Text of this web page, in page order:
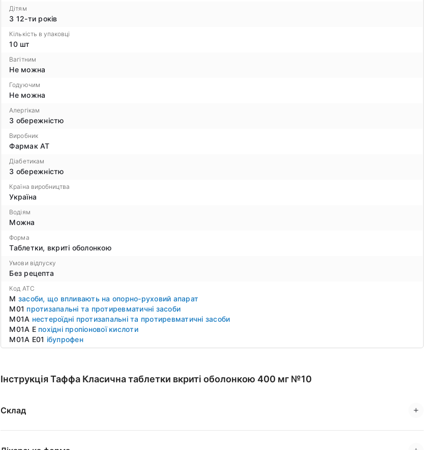
Дітям
З 12-ти років
Кількість в упаковці
10 шт
Вагітним
Не можна
Годуючим
Не можна
Алергікам
З обережністю
Виробник
Фармак АТ
Діабетикам
З обережністю
Країна виробництва
Україна
Водіям
Можна
Форма
Таблетки, вкриті оболонкою
Умови відпуску
Без рецепта
Код ATC
M засоби, що впливають на опорно-руховий апарат
M01 протизапальні та протиревматичні засоби
M01A нестероїдні протизапальні та протиревматичні засоби
M01A E похідні пропіонової кислоти
M01A E01 ібупрофен
Інструкція Таффа Класична таблетки вкриті оболонкою 400 мг №10
Склад